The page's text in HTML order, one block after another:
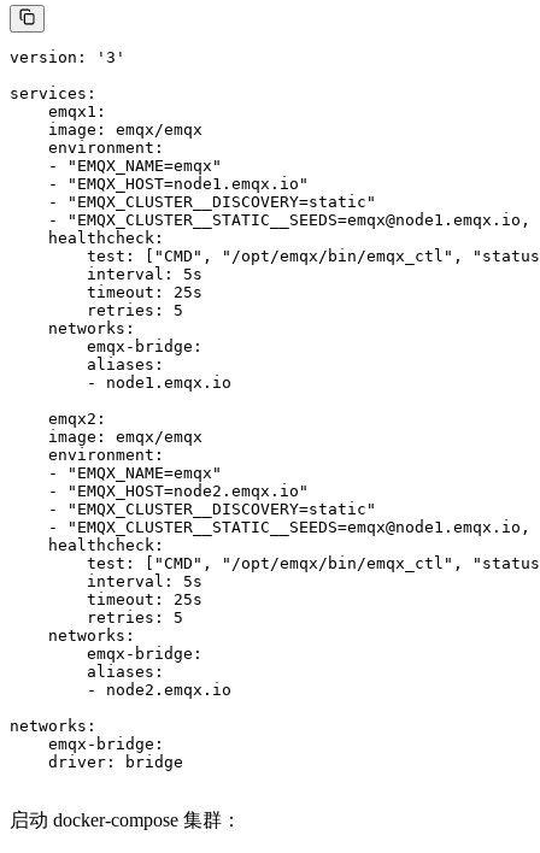
version: '3'
services:
    emqx1:
    image: emqx/emqx
    environment:
    - "EMQX_NAME=emqx"
    - "EMQX_HOST=node1.emqx.io"
    - "EMQX_CLUSTER__DISCOVERY=static"
- "EMQX_CLUSTER__STATIC__SEEDS=emqx@node1.emqx.io,
    healthcheck:
test: ["CMD", "/opt/emqx/bin/emqx_ctl",
        interval: 5s
        timeout: 25s
        retries: 5
    networks:
        emqx-bridge:
        aliases:
        - node1.emqx.io
    emqx2:
    image: emqx/emqx
    environment:
    - "EMQX_NAME=emqx"
    - "EMQX_HOST=node2.emqx.io"
    - "EMQX_CLUSTER__DISCOVERY=static"
- "EMQX_CLUSTER__STATIC__SEEDS=emqx@node1.emqx.io,
    healthcheck:
test: ["CMD", "/opt/emqx/bin/emqx_ctl",
        interval: 5s
        timeout: 25s
        retries: 5
    networks:
        emqx-bridge:
        aliases:
        - node2.emqx.io
networks:
    emqx-bridge:
    driver: bridge
启动 docker-compose 集群：